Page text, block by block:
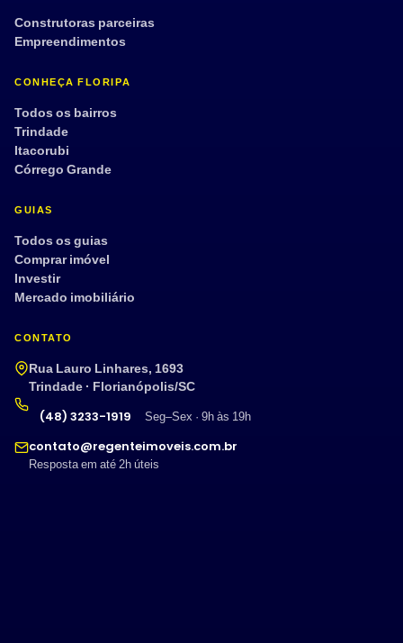
Construtoras parceiras
Empreendimentos
CONHEÇA FLORIPA
Todos os bairros
Trindade
Itacorubi
Córrego Grande
GUIAS
Todos os guias
Comprar imóvel
Investir
Mercado imobiliário
CONTATO
Rua Lauro Linhares, 1693
Trindade · Florianópolis/SC
(48) 3233-1919
Seg–Sex · 9h às 19h
contato@regenteimoveis.com.br
Resposta em até 2h úteis